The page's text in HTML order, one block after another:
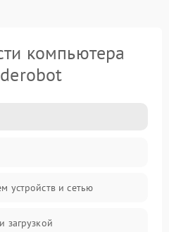
компьютера
устройств и сетью
загрузкой